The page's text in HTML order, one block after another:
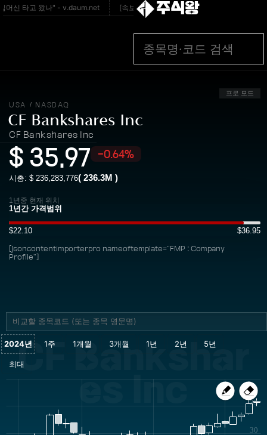
신 타고 왔나" - v.daum.net [속보] 태풍 ‘찬홈’ 일본 뚫고 동해 진입...폭염 기
주식왕
프로 모드
USA / NASDAQ
CF Bankshares Inc
CF Bankshares Inc
$ 35.97 -0.64%
시총: $ 236,283,776( 236.3M )
1년중 현재 위치
$22.10 $36.95
[jsoncontentimporterpro nameoftemplate="FMP : Company
Profile"]
CF Bankshar
es Inc
30
35